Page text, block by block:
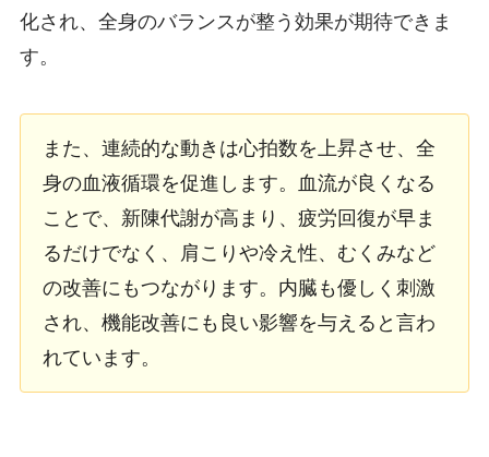
化され、全身のバランスが整う効果が期待できま
す。
また、連続的な動きは心拍数を上昇させ、全
身の血液循環を促進します。血流が良くなる
ことで、新陳代謝が高まり、疲労回復が早ま
るだけでなく、肩こりや冷え性、むくみなど
の改善にもつながります。内臓も優しく刺激
され、機能改善にも良い影響を与えると言わ
れています。